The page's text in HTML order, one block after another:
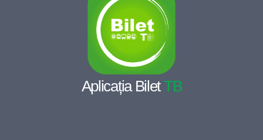
Aplicația BiletTB